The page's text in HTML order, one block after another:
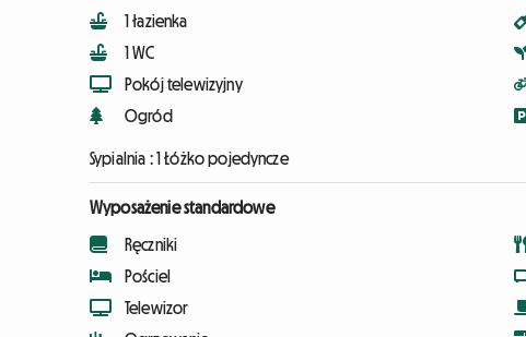
1 łazienka
1 WC
Pokój telewizyjny
Ogród
Sypialnia :1 Łóżko pojedyncze
Wyposażenie standardowe
Ręczniki
Pościel
Telewizor